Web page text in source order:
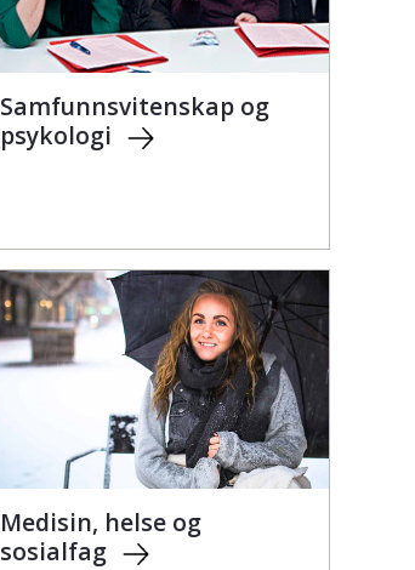
Samfunnsvitenskap og
psykologi
Medisin, helse og
sosialfag